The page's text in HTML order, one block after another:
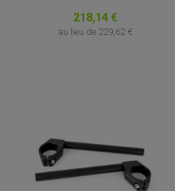
218,14 €
au lieu de 229,62 €